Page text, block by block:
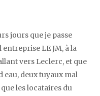
jours que je passe
LE JM, à la
vers Leclerc, et que
eau, deux tuyaux mal
les locataires du